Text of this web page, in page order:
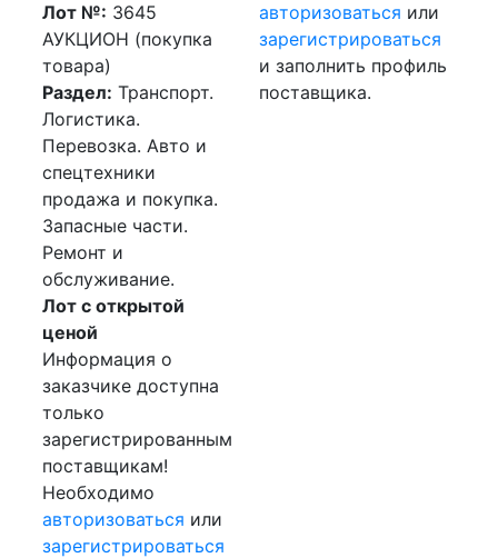
Лот №: 3645
АУКЦИОН (покупка
товара)
Раздел: Транспорт.
Логистика.
Перевозка. Авто и
спецтехники
продажа и покупка.
Запасные части.
Ремонт и
обслуживание.
Лот с открытой
ценой
Информация о
заказчике доступна
только
зарегистрированным
поставщикам!
Необходимо
авторизоваться или
зарегистрироваться
авторизоваться или
зарегистрироваться
и заполнить профиль
поставщика.